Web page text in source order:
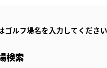
ゴルフ場名を入力してくださ
検索